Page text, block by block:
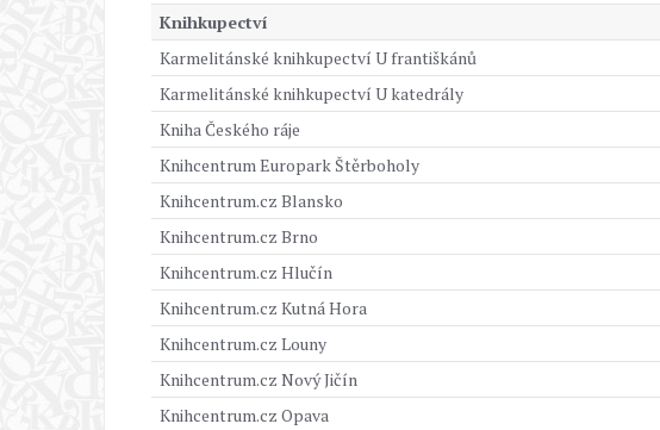
Knihkupectví
Karmelitánské knihkupectví U františkánů
Karmelitánské knihkupectví U katedrály
Kniha Českého ráje
Knihcentrum Europark Štěrboholy
Knihcentrum.cz Blansko
Knihcentrum.cz Brno
Knihcentrum.cz Hlučín
Knihcentrum.cz Kutná Hora
Knihcentrum.cz Louny
Knihcentrum.cz Nový Jičín
Knihcentrum.cz Opava